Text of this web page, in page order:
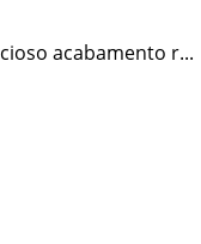
acabamento r...